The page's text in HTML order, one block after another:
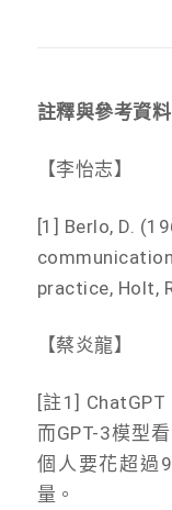
註釋與參考資料
【李怡志】
[1] Berlo, D.
practice, Holt,
【蔡炎龍】
[註1]
而GPT-3模型
個人要花超過
量。